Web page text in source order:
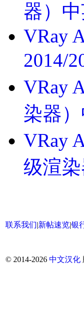
器）
VRay
2014/
VRay
染器
VRay
级渲
联系我们|新帖速览|银
© 2014-2026 中文汉化